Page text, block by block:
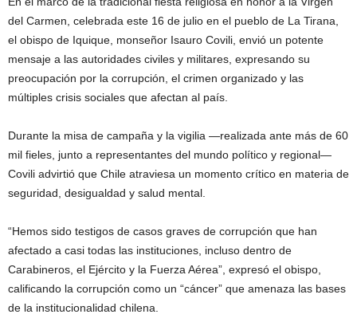
del Carmen, celebrada este 16 de julio en el pueblo de La Tirana,
el obispo de Iquique, monseñor Isauro Covili, envió un potente
mensaje a las autoridades civiles y militares, expresando su
preocupación por la corrupción, el crimen organizado y las
múltiples crisis sociales que afectan al país.
Durante la misa de campaña y la vigilia —realizada ante más de 60
mil fieles, junto a representantes del mundo político y regional—
Covili advirtió que Chile atraviesa un momento crítico en materia de
seguridad, desigualdad y salud mental.
“Hemos sido testigos de casos graves de corrupción que han
afectado a casi todas las instituciones, incluso dentro de
Carabineros, el Ejército y la Fuerza Aérea”, expresó el obispo,
calificando la corrupción como un “cáncer” que amenaza las bases
de la institucionalidad chilena.